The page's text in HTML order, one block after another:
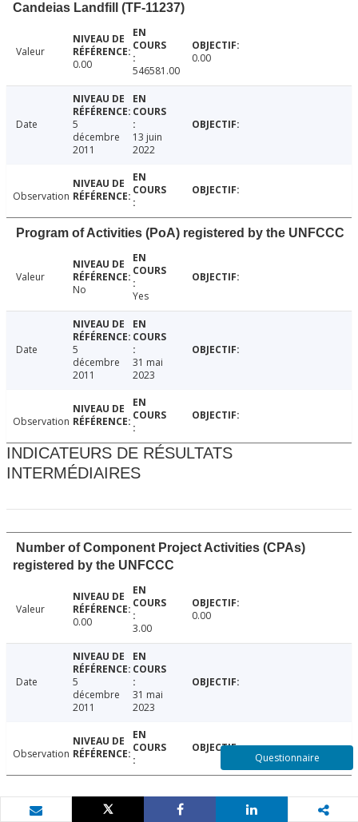
Candeias Landfill (TF-11237)
Valeur
0.00
546581.00
0.00
Date
5
décembre
2011
13 juin
2022
Observation
Program of Activities (PoA) registered by the UNFCCC
Valeur
No
Yes
Date
5
décembre
2011
31 mai
2023
Observation
INDICATEURS DE RÉSULTATS
INTERMÉDIAIRES
Number of Component Project Activities (CPAs)
registered by the UNFCCC
Valeur
0.00
3.00
0.00
Date
5
décembre
2011
31 mai
2023
Observation Questionnaire